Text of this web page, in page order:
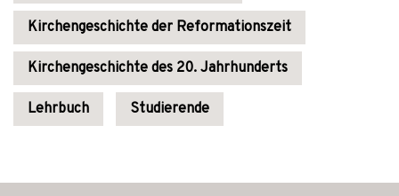
Kirchengeschichte der Reformationszeit
Kirchengeschichte des 20. Jahrhunderts
Lehrbuch Studierende